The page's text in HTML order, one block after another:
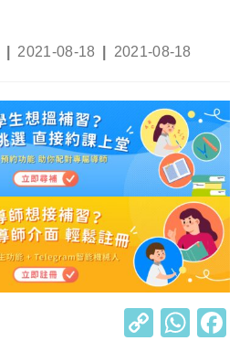
Post
2021-08-18
Post
2021-08-18
C W